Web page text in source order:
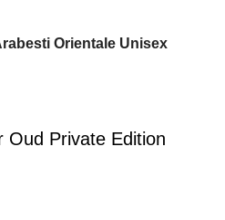
Orientale Unisex
Oud Private Edition